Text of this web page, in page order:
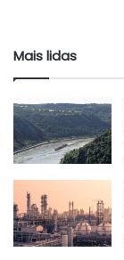
Etiquetas
produção industrial
Mais lidas